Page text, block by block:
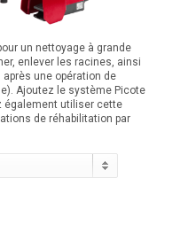
un nettoyage à grande
enlever les racines, ainsi
une opération de
Ajoutez le système Picote
également utiliser cette
de réhabilitation par